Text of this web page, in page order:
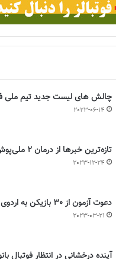
چالش هاى ليست جدید تيم ملى
2023-06-14
تازه‌ترین خبرها از درمان ۲ ملی‌پوش فوتبال زنان
2023-12-24
دعوت آزمون از 30 بازیکن به اردوی تیم ملی
2023-03-21
آینده درخشانی در انتظار فوتبال